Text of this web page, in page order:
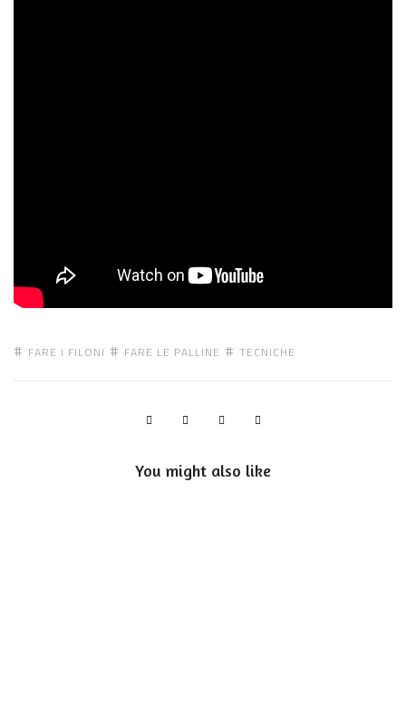
FARE I FILONI FARE LE PALLINE TECNICHE
You might also like